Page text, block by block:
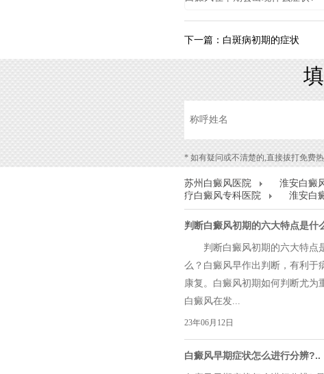
下一篇： 白斑病初期的症状
* 如有疑问或不清楚的,直接拔打免费热
苏州白癜风医院 淮安白癜
疗白癜风专科医院
淮安白
判断白癜风初期的六大特点是什
判断白癜风初期的六大特点
么？白癜风早作出判断，有利于
康复。白癜风初期如何判断尤为
白癜风在发...
23年06月12日
白癜风早期症状怎么进行分辨?..